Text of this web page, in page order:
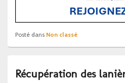
Posté dans Non classé
Récupération des